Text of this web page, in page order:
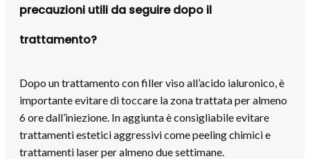
precauzioni utili da seguire dopo il
trattamento?
Dopo un trattamento con filler viso all’acido ialuronico, è
importante evitare di toccare la zona trattata per almeno
6 ore dall’iniezione. In aggiunta è consigliabile evitare
trattamenti estetici aggressivi come peeling chimici e
trattamenti laser per almeno due settimane.